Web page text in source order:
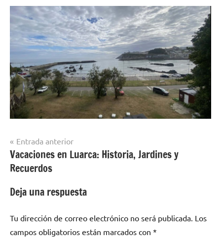
Navegación
de
entradas
Entrada anterior
Vacaciones en Luarca: Historia, Jardines y
Recuerdos
Deja una respuesta
Tu dirección de correo electrónico no será publicada. Los
campos obligatorios están marcados con *